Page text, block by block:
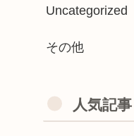
Uncategorized
その他
人気記事